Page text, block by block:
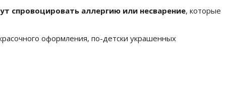
спровоцировать аллергию или несварение, которые
оформления, по-детски украшенных